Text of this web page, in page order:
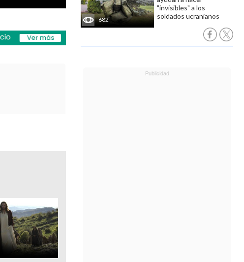
682
"invisibles" a los
soldados ucranianos